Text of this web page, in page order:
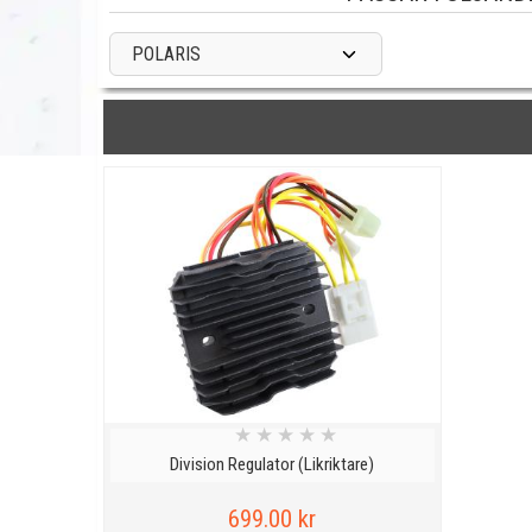
POLARIS
Division Regulator (Likriktare)
★ ★ ★ ★ ★
699.00 kr